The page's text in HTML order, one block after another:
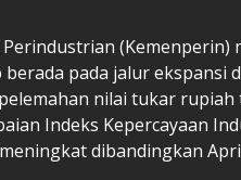
(Kemenperin)
pada jalur ekspansi
nilai tukar rupiah
Indeks Kepercayaan
dibandingkan